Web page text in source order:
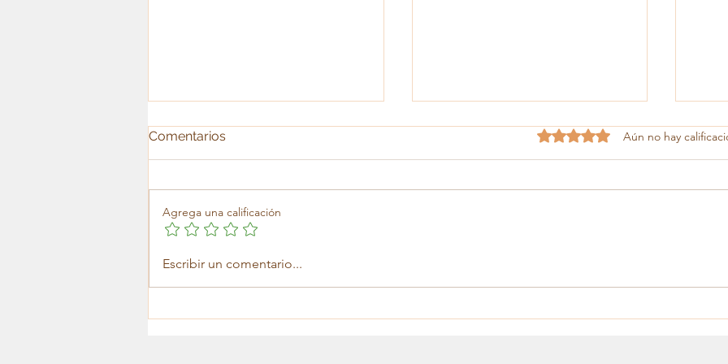
Tuve problemas con mi
Comentarios Obtuvo 0 de 5 estrellas.
Aún no hay
Agrega una calificación
Escribir un comentario...